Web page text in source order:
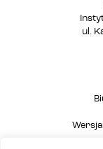
ul.